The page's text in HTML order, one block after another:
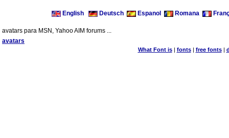
English Deutsch Espanol Romana
avatars para MSN, Yahoo AIM forums ...
avatars
What Font is| fonts| free fonts|